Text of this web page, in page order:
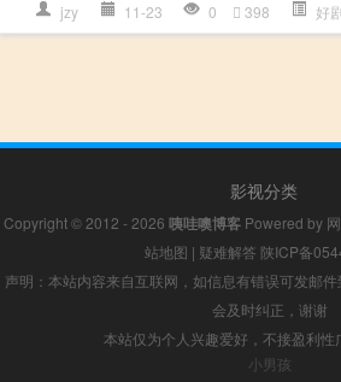
jzy 11-23 0 398 好
影视分类
Copyright © 2012 - 2026 咦哇噢博客 Powered by
站地图 | 疑难解答 陕ICP备
声明：本站内容来自互联网，如信息有错误可发邮
会及时纠正，谢谢
本站仅为个人兴趣爱好，不接盈利性
小男孩